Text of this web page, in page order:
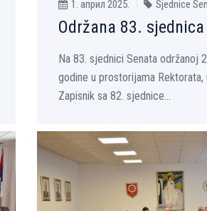
1. април 2025. Sjednice
Održana 83.
Na 83. sjednici Senata održanoj
godine u prostorijama Rektorata,
Zapisnik sa 82. sjednice...